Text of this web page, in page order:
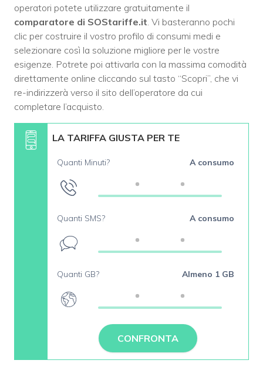
operatori potete utilizzare gratuitamente il
comparatore di SOStariffe.it. Vi basteranno pochi
clic per costruire il vostro profilo di consumi medi e
selezionare così la soluzione migliore per le vostre
esigenze. Potrete poi attivarla con la massima comodità
direttamente online cliccando sul tasto “Scopri”, che vi
re-indirizzerà verso il sito dell’operatore da cui
completare l’acquisto.
LA TARIFFA GIUSTA PER TE
Quanti Minuti? A consumo
Quanti SMS? A consumo
Quanti GB? Almeno 1 GB
CONFRONTA